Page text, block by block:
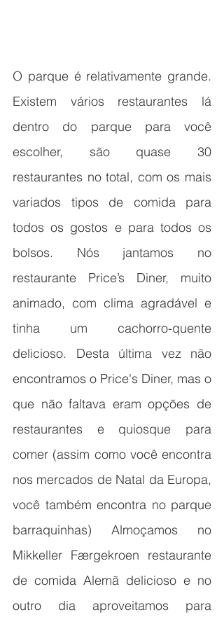
O parque é relativamente grande.
Existem vários restaurantes lá
dentro do parque para você
escolher, são quase 30
restaurantes no total, com os mais
variados tipos de comida para
todos os gostos e para todos os
bolsos. Nós jantamos no
restaurante Price’s Diner, muito
animado, com clima agradável e
tinha um cachorro-quente
delicioso. Desta última vez não
encontramos o Price's Diner, mas o
que não faltava eram opções de
restaurantes e quiosque para
comer (assim como você encontra
nos mercados de Natal da Europa,
você também encontra no parque
barraquinhas) Almoçamos no
Mikkeller Færgekroen restaurante
de comida Alemã delicioso e no
outro dia aproveitamos para